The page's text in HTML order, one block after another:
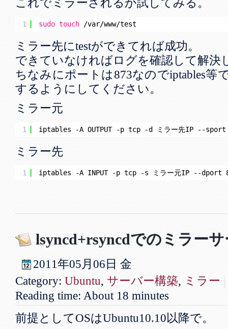
1 sudo touch /var/www/test
ミラー先にtestができてれば成功。
できていなければログを確認して解決
ちなみにポートは873なのでiptables等
するようにしてください。
ミラー元
1 iptables -A OUTPUT -p tcp -d ミラー先IP --sport
ミラー先
1 iptables -A INPUT -p tcp -s ミラー元IP --dport
lsyncd+rsyncdでのミラー
2011年05月06日 金
Category: Ubuntu, サーバー構築, ミラー |
Reading time: About 18 minutes
前提としてOSはUbuntu10.10以降で。